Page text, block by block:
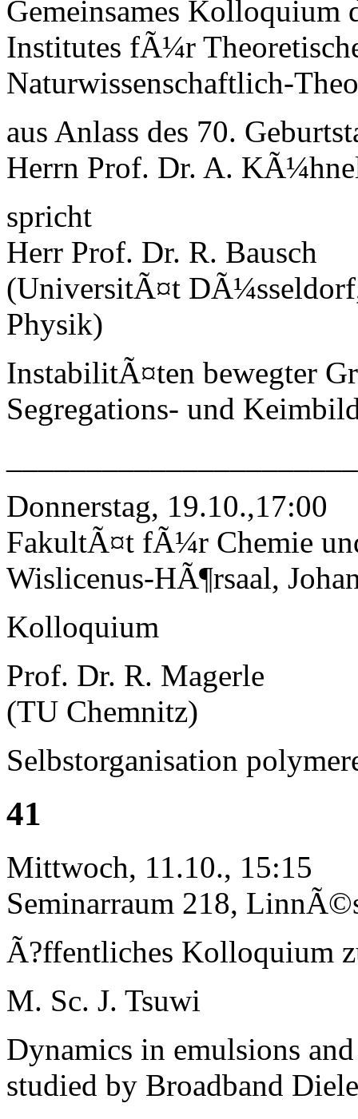
Gemeinsames Kolloquium
Institutes fÃ¼r
Naturwissenschaftlich-
aus Anlass des 70.
Herrn Prof. Dr. A.
spricht
Herr Prof. Dr. R. Bausch
(UniversitÃ¤t
Physik)
InstabilitÃ¤ten bewegter
Segregations- und
Donnerstag, 19.10.,17:00
FakultÃ¤t fÃ¼r Chemie
Wislicenus-HÃ¶rsaal,
Kolloquium
Prof. Dr. R. Magerle
(TU Chemnitz)
Selbstorganisation
41
Mittwoch, 11.10., 15:15
Seminarraum 218,
Ã?ffentliches Kolloquium
M. Sc. J. Tsuwi
Dynamics in emulsions
studied by Broadband